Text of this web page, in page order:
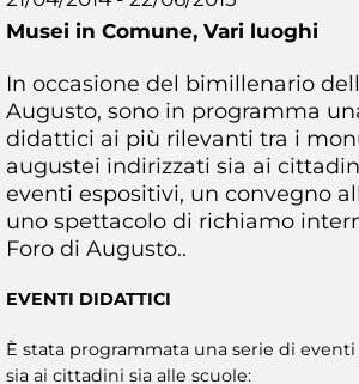
Musei in Comune, Vari luoghi
In occasione del bimillenario
Augusto, sono in programma
didattici ai più rilevanti tra i
augustei indirizzati sia ai
eventi espositivi, un convegno
uno spettacolo di richiamo
Foro di Augusto..
EVENTI DIDATTICI
È stata programmata una serie di
sia ai cittadini sia alle scuole: